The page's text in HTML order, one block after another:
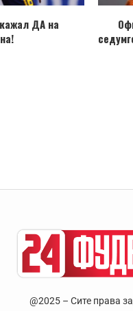
ДА на
@2025 – Сите права